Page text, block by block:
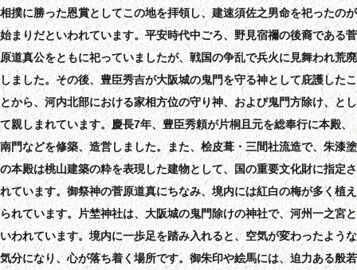
相撲に勝った恩賞としてこの地を拝領し、建速須佐之男命を祀ったのが
始まりだといわれています。平安時代中ごろ、野見宿禰の後裔である菅
原道真公をともに祀っていましたが、戦国の争乱で兵火に見舞われ荒廃
しました。その後、豊臣秀吉が大阪城の鬼門を守る神として庇護したこ
とから、河内北部における家相方位の守り神、および鬼門方除け、とし
て親しまれています。慶長7年、豊臣秀頼が片桐且元を総奉行に本殿、
南門などを修築、造営しました。また、桧皮葺・三間社流造で、朱漆塗
の本殿は桃山建築の粋を表現した建物として、国の重要文化財に指定さ
れています。御祭神の菅原道真にちなみ、境内には紅白の梅が多く植え
られています。片埜神社は、大阪城の鬼門除けの神社で、河州一之宮と
いわれています。境内に一歩足を踏み入れると、空気が変わったような
気分になり、心が落ち着く場所です。御朱印や絵馬には、迫力ある般若